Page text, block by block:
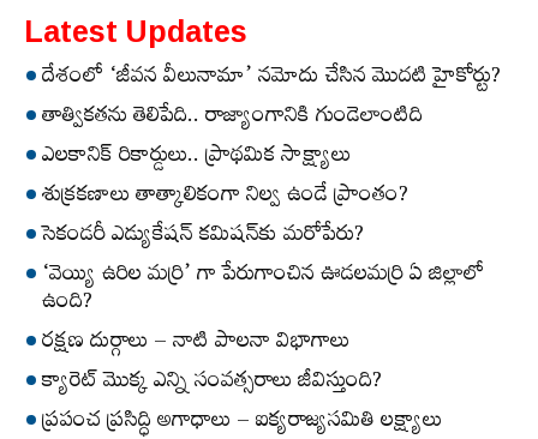
Latest Updates
దేశంలో ‘జీవన వీలునామా’ నమోదు చేసిన మొదటి హైకోర్టు?
తాత్వికతను తెలిపేది.. రాజ్యాంగానికి గుండెలాంటిది
ఎలకానిక్‌ రికార్డులు.. ప్రాథమిక సాక్ష్యాలు
శుక్రకణాలు తాత్కాలికంగా నిల్వ ఉండే ప్రాంతం?
సెకండరీ ఎడ్యుకేషన్‌ కమిషన్‌కు మరోపేరు?
‘వెయ్యి ఉరిల మర్రి’ గా పేరుగాంచిన ఊడలమర్రి ఏ జిల్లాలో
ఉంది?
రక్షణ దుర్గాలు – నాటి పాలనా విభాగాలు
క్యారెట్‌ మొక్క ఎన్ని సంవత్సరాలు జీవిస్తుంది?
ప్రపంచ ప్రసిద్ధి అగాధాలు – ఐక్యరాజ్యసమితి లక్ష్యాలు